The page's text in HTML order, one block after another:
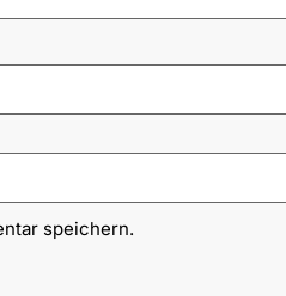
speichern.